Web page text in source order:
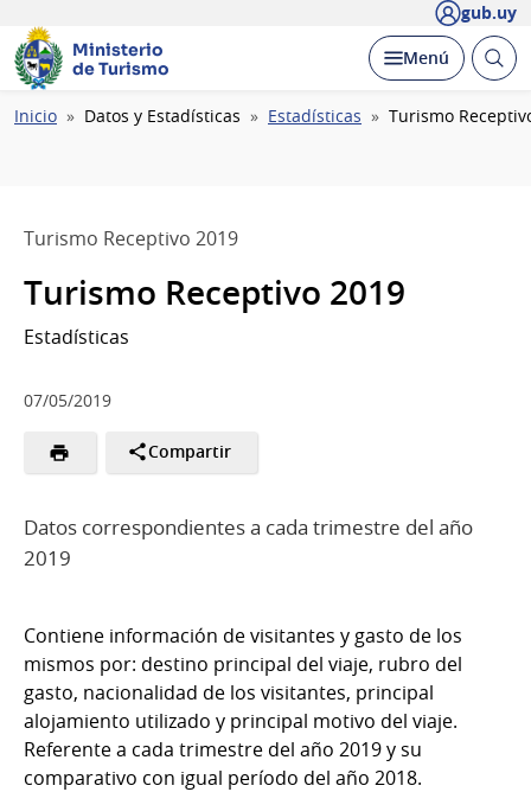
gub.uy
Ministerio
de Turismo
Desplegar
Menú Abrir
Ruta
Inicio Datos y Estadísticas Estadísticas Turismo
Turismo Receptivo 2019
Turismo Receptivo 2019
Estadísticas
07/05/2019
Compartir
Datos correspondientes a cada trimestre del año
2019
Contiene información de visitantes y gasto de los
mismos por: destino principal del viaje, rubro del
gasto, nacionalidad de los visitantes, principal
alojamiento utilizado y principal motivo del viaje.
Referente a cada trimestre del año 2019 y su
comparativo con igual período del año 2018.